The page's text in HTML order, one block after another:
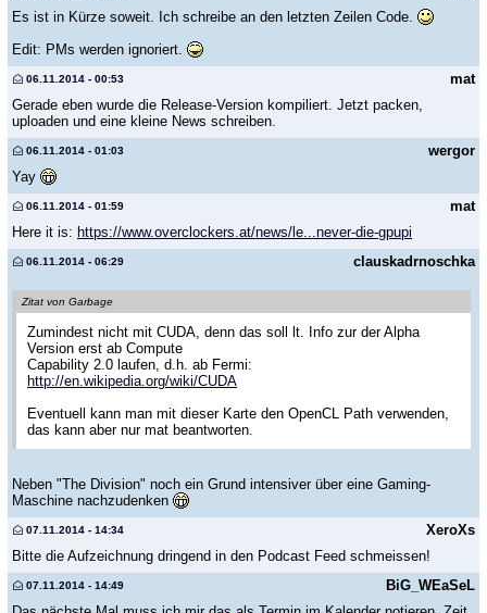
Es ist in Kürze soweit. Ich schreibe an den letzten Zeilen Code.
Edit: PMs werden ignoriert.
mat
06.11.2014 - 00:53
Gerade eben wurde die Release-Version kompiliert. Jetzt packen,
uploaden und eine kleine News schreiben.
wergor
06.11.2014 - 01:03
Yay
mat
06.11.2014 - 01:59
Here it is: https://www.overclockers.at/news/le...never-die-gpupi
clauskadrnoschka
06.11.2014 - 06:29
Zitat von Garbage
Zumindest nicht mit CUDA, denn das soll lt. Info zur der Alpha
Version erst ab Compute
Capability 2.0 laufen, d.h. ab Fermi:
http://en.wikipedia.org/wiki/CUDA
Eventuell kann man mit dieser Karte den OpenCL Path verwenden,
das kann aber nur mat beantworten.
Neben "The Division" noch ein Grund intensiver über eine Gaming-
Maschine nachzudenken
XeroXs
07.11.2014 - 14:34
Bitte die Aufzeichnung dringend in den Podcast Feed schmeissen!
BiG_WEaSeL
07.11.2014 - 14:49